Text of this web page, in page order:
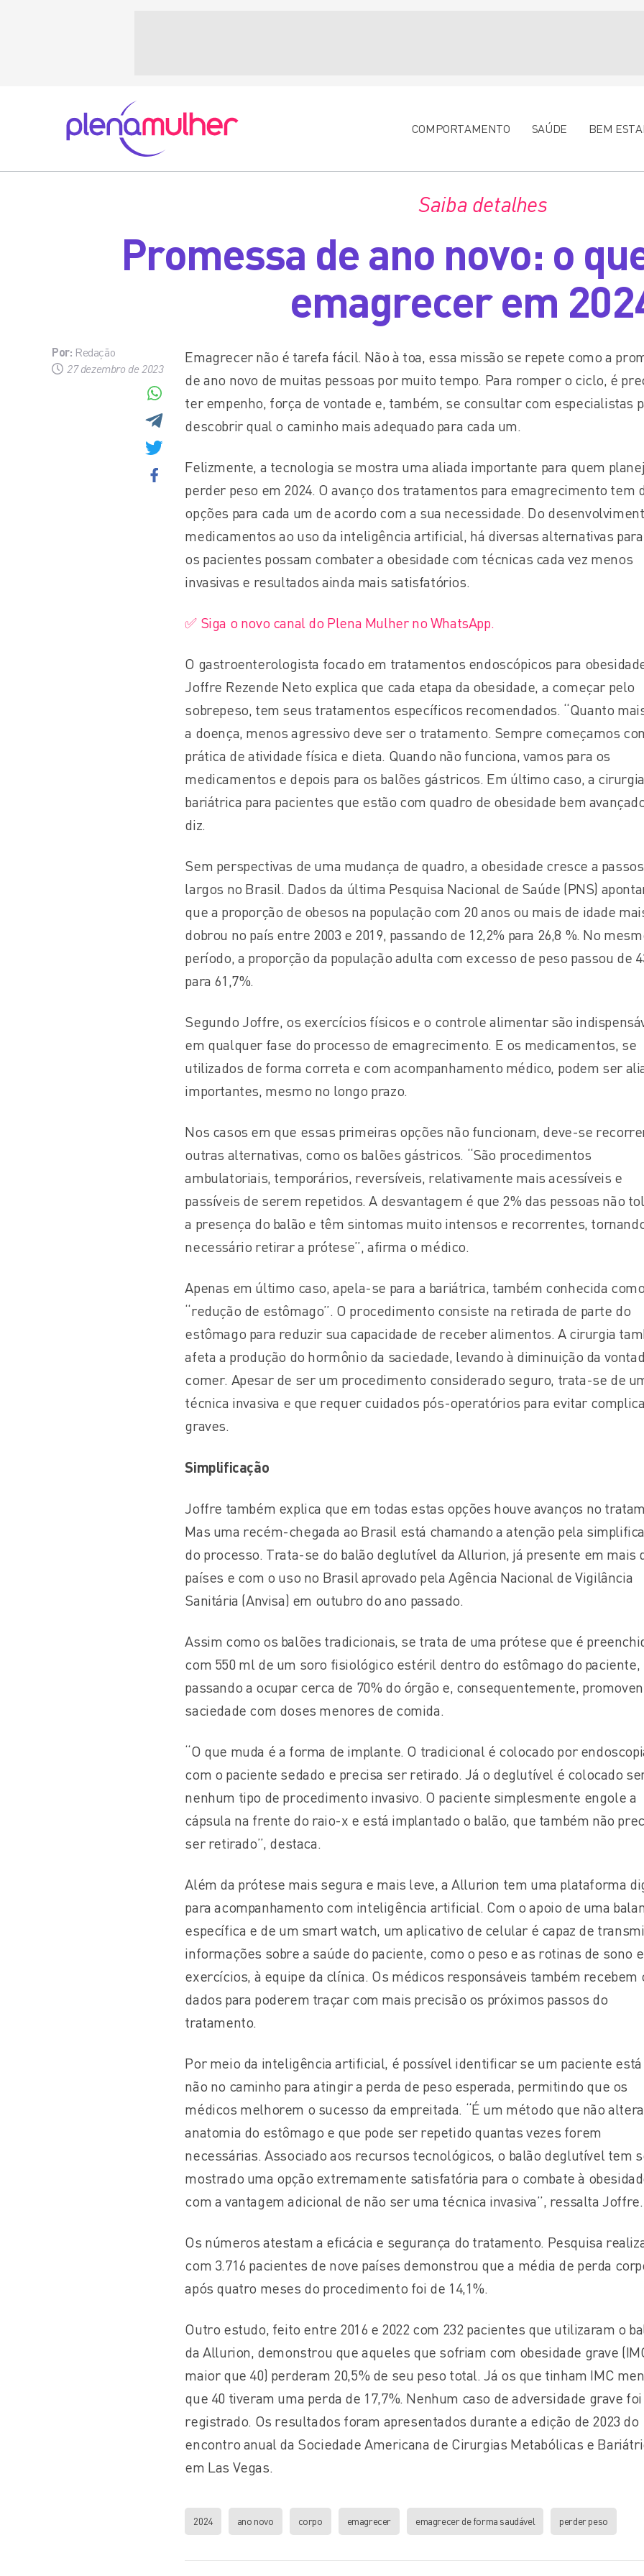
COMPORTAMENTO SAÚDE BEM
Saiba detalhes
Promessa de ano novo: o
emagrecer em
Por: Redação
27 dezembro de 2023
Emagrecer não é tarefa fácil. Não à toa, essa missão se repete como a
de ano novo de muitas pessoas por muito tempo. Para romper o ciclo, é
ter empenho, força de vontade e, também, se consultar com especialistas
descobrir qual o caminho mais adequado para cada um.
Felizmente, a tecnologia se mostra uma aliada importante para quem
perder peso em 2024. O avanço dos tratamentos para emagrecimento tem
opções para cada um de acordo com a sua necessidade. Do
medicamentos ao uso da inteligência artificial, há diversas alternativas
os pacientes possam combater a obesidade com técnicas cada vez menos
invasivas e resultados ainda mais satisfatórios.
✅ Siga o novo canal do Plena Mulher no WhatsApp.
O gastroenterologista focado em tratamentos endoscópicos para
Joffre Rezende Neto explica que cada etapa da obesidade, a começar pelo
sobrepeso, tem seus tratamentos específicos recomendados. “Quanto
a doença, menos agressivo deve ser o tratamento. Sempre começamos
prática de atividade física e dieta. Quando não funciona, vamos para os
medicamentos e depois para os balões gástricos. Em último caso, a cirurgia
bariátrica para pacientes que estão com quadro de obesidade bem
diz.
Sem perspectivas de uma mudança de quadro, a obesidade cresce a passos
largos no Brasil. Dados da última Pesquisa Nacional de Saúde (PNS)
que a proporção de obesos na população com 20 anos ou mais de idade
dobrou no país entre 2003 e 2019, passando de 12,2% para 26,8 %. No
período, a proporção da população adulta com excesso de peso passou de
para 61,7%.
Segundo Joffre, os exercícios físicos e o controle alimentar são
em qualquer fase do processo de emagrecimento. E os medicamentos, se
utilizados de forma correta e com acompanhamento médico, podem ser
importantes, mesmo no longo prazo.
Nos casos em que essas primeiras opções não funcionam, deve-se
outras alternativas, como os balões gástricos. “São procedimentos
ambulatoriais, temporários, reversíveis, relativamente mais acessíveis e
passíveis de serem repetidos. A desvantagem é que 2% das pessoas não
a presença do balão e têm sintomas muito intensos e recorrentes,
necessário retirar a prótese”, afirma o médico.
Apenas em último caso, apela-se para a bariátrica, também conhecida como
“redução de estômago”. O procedimento consiste na retirada de parte do
estômago para reduzir sua capacidade de receber alimentos. A cirurgia
afeta a produção do hormônio da saciedade, levando à diminuição da
comer. Apesar de ser um procedimento considerado seguro, trata-se de
técnica invasiva e que requer cuidados pós-operatórios para evitar
graves.
Simplificação
Joffre também explica que em todas estas opções houve avanços no
Mas uma recém-chegada ao Brasil está chamando a atenção pela
do processo. Trata-se do balão deglutível da Allurion, já presente em mais
países e com o uso no Brasil aprovado pela Agência Nacional de Vigilância
Sanitária (Anvisa) em outubro do ano passado.
Assim como os balões tradicionais, se trata de uma prótese que é
com 550 ml de um soro fisiológico estéril dentro do estômago do paciente,
passando a ocupar cerca de 70% do órgão e, consequentemente,
saciedade com doses menores de comida.
“O que muda é a forma de implante. O tradicional é colocado por
com o paciente sedado e precisa ser retirado. Já o deglutível é colocado
nenhum tipo de procedimento invasivo. O paciente simplesmente engole a
cápsula na frente do raio-x e está implantado o balão, que também não
ser retirado”, destaca.
Além da prótese mais segura e mais leve, a Allurion tem uma plataforma
para acompanhamento com inteligência artificial. Com o apoio de uma
específica e de um smart watch, um aplicativo de celular é capaz de
informações sobre a saúde do paciente, como o peso e as rotinas de sono
exercícios, à equipe da clínica. Os médicos responsáveis também recebem
dados para poderem traçar com mais precisão os próximos passos do
tratamento.
Por meio da inteligência artificial, é possível identificar se um paciente está
não no caminho para atingir a perda de peso esperada, permitindo que os
médicos melhorem o sucesso da empreitada. “É um método que não
anatomia do estômago e que pode ser repetido quantas vezes forem
necessárias. Associado aos recursos tecnológicos, o balão deglutível tem
mostrado uma opção extremamente satisfatória para o combate à
com a vantagem adicional de não ser uma técnica invasiva”, ressalta Joffre.
Os números atestam a eficácia e segurança do tratamento. Pesquisa
com 3.716 pacientes de nove países demonstrou que a média de perda
após quatro meses do procedimento foi de 14,1%.
Outro estudo, feito entre 2016 e 2022 com 232 pacientes que utilizaram o
da Allurion, demonstrou que aqueles que sofriam com obesidade grave
maior que 40) perderam 20,5% de seu peso total. Já os que tinham IMC
que 40 tiveram uma perda de 17,7%. Nenhum caso de adversidade grave foi
registrado. Os resultados foram apresentados durante a edição de 2023 do
encontro anual da Sociedade Americana de Cirurgias Metabólicas e
em Las Vegas.
2024 ano novo corpo emagrecer emagrecer de forma saudável perder peso